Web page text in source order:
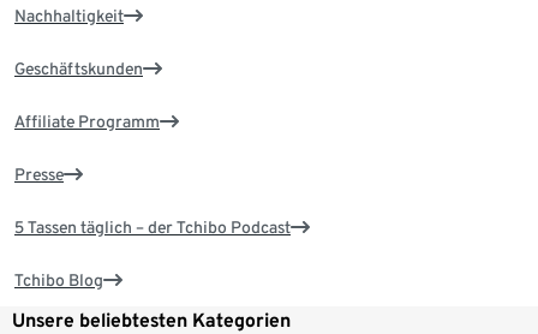
Nachhaltigkeit
Geschäftskunden
Affiliate Programm
Presse
5 Tassen täglich – der Tchibo Podcast
Tchibo Blog
Unsere beliebtesten Kategorien